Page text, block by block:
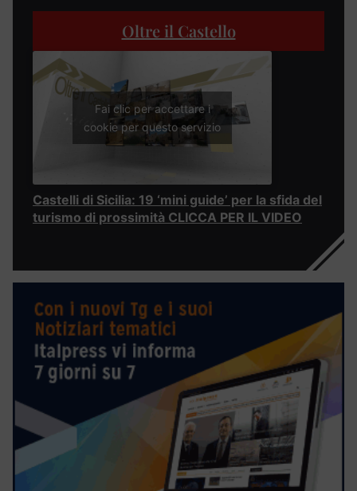
Oltre il Castello
Fai clic per accettare i
cookie per questo servizio
Castelli di Sicilia: 19 ‘mini guide’ per la sfida del
turismo di prossimità CLICCA PER IL VIDEO